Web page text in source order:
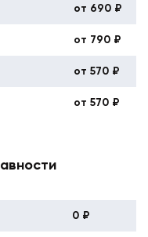
от 690 ₽
от 790 ₽
от 570 ₽
от 570 ₽
0 ₽